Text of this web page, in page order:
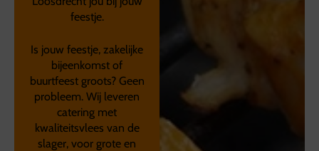
feestje.
Is jouw feestje, zakelijke
bijeenkomst of
buurtfeest groots? Geen
probleem. Wij leveren
catering met
kwaliteitsvlees van de
slager, voor grote en